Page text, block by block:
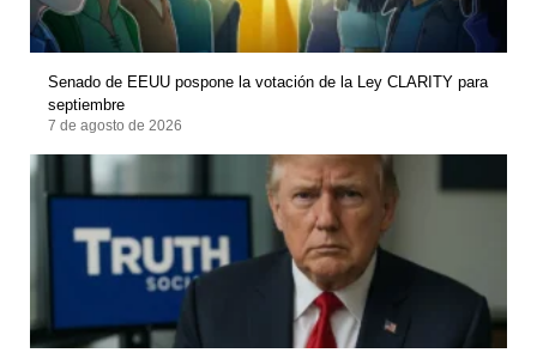
Senado de EEUU pospone la votación de la Ley CLARITY para
septiembre
7 de agosto de 2026